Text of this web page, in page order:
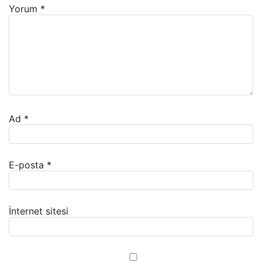
Yorum *
Ad *
E-posta *
İnternet sitesi